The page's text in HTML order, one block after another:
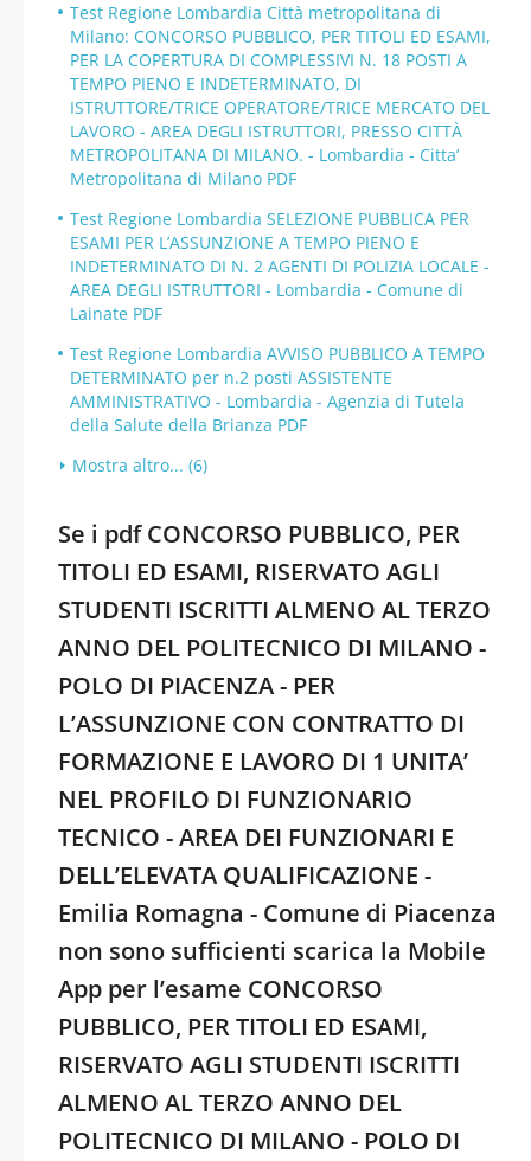
Test Regione Lombardia Città metropolitana di
Milano: CONCORSO PUBBLICO, PER TITOLI ED ESAMI,
PER LA COPERTURA DI COMPLESSIVI N. 18 POSTI A
TEMPO PIENO E INDETERMINATO, DI
ISTRUTTORE/TRICE OPERATORE/TRICE MERCATO DEL
LAVORO - AREA DEGLI ISTRUTTORI, PRESSO CITTÀ
METROPOLITANA DI MILANO. - Lombardia - Citta’
Metropolitana di Milano PDF
Test Regione Lombardia SELEZIONE PUBBLICA PER
ESAMI PER L’ASSUNZIONE A TEMPO PIENO E
INDETERMINATO DI N. 2 AGENTI DI POLIZIA LOCALE -
AREA DEGLI ISTRUTTORI - Lombardia - Comune di
Lainate PDF
Test Regione Lombardia AVVISO PUBBLICO A TEMPO
DETERMINATO per n.2 posti ASSISTENTE
AMMINISTRATIVO - Lombardia - Agenzia di Tutela
della Salute della Brianza PDF
Mostra altro... (6)
Se i pdf CONCORSO PUBBLICO, PER
TITOLI ED ESAMI, RISERVATO AGLI
STUDENTI ISCRITTI ALMENO AL TERZO
ANNO DEL POLITECNICO DI MILANO -
POLO DI PIACENZA - PER
L’ASSUNZIONE CON CONTRATTO DI
FORMAZIONE E LAVORO DI 1 UNITA’
NEL PROFILO DI FUNZIONARIO
TECNICO - AREA DEI FUNZIONARI E
DELL’ELEVATA QUALIFICAZIONE -
Emilia Romagna - Comune di Piacenza
non sono sufficienti scarica la Mobile
App per l’esame CONCORSO
PUBBLICO, PER TITOLI ED ESAMI,
RISERVATO AGLI STUDENTI ISCRITTI
ALMENO AL TERZO ANNO DEL
POLITECNICO DI MILANO - POLO DI